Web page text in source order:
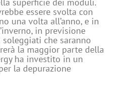
essere svolta con
una volta all’anno, e in
in previsione
che saranno
la maggior parte della
ha investito in un
la depurazione